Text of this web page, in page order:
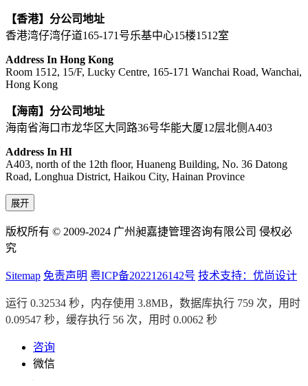
【香港】分公司地址
香港湾仔湾仔道165-171号乐基中心15楼1512室
Address In Hong Kong
Room 1512, 15/F, Lucky Centre, 165-171 Wanchai Road, Wanchai,
Hong Kong
【海南】分公司地址
海南省海口市龙华区大同路36号华能大厦12层北侧A403
Address In HI
A403, north of the 12th floor, Huaneng Building, No. 36 Datong
Road, Longhua District, Haikou City, Hainan Province
展开
版权所有 © 2009-2024 广州昶嘉捷管理咨询有限公司 侵权必
究
Sitemap 免责声明 粤ICP备2022126142号 技术支持：优尚设计
运行 0.32534 秒，内存使用 3.8MB，数据库执行 759 次，用时
0.09547 秒，缓存执行 56 次，用时 0.0062 秒
咨询
微信